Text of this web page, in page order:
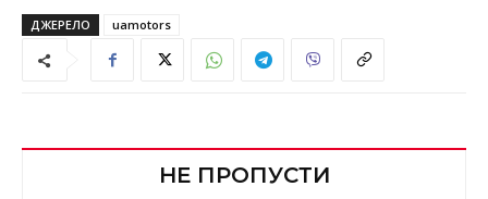
ДЖЕРЕЛО uamotors
НЕ ПРОПУСТИ